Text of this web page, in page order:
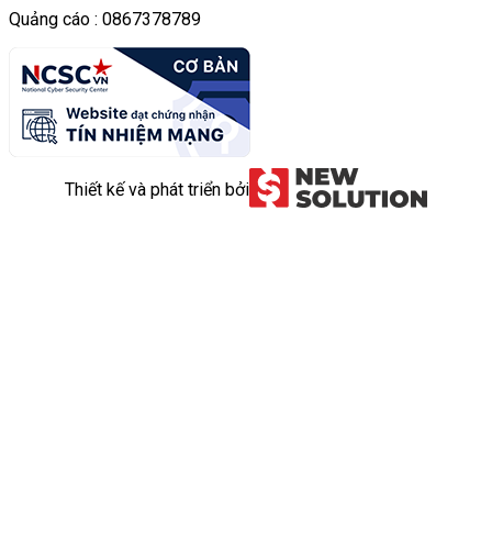
Quảng cáo : 0867378789
Thiết kế và phát triển bởi